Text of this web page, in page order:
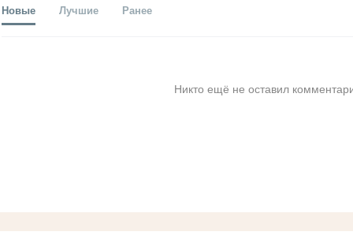
Новые Лучшие Ранее
Никто ещё не оставил